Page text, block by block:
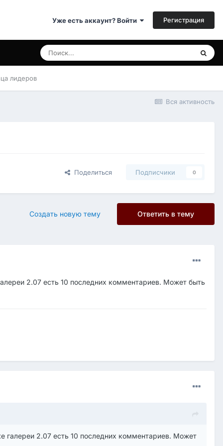
Уже есть аккаунт? Войти Регистрация
лидеров
Вся активность
Поделиться Подписчики 0
Ответить в тему
Создать новую тему
2.07 есть 10 последних комментариев. Может быть
галереи 2.07 есть 10 последних комментариев. Может